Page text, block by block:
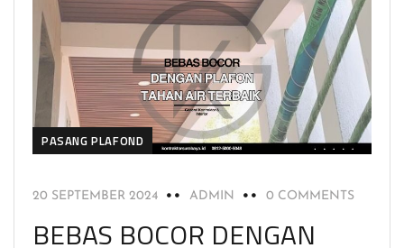
PASANG PLAFOND
20 SEPTEMBER 2024 ADMIN 0 COMMENTS
BEBAS BOCOR DENGAN